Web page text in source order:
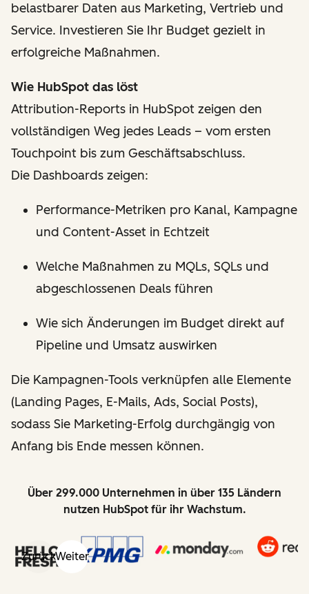
belastbarer Daten aus Marketing, Vertrieb und
Service. Investieren Sie Ihr Budget gezielt in
erfolgreiche Maßnahmen.
Wie HubSpot das löst
Attribution-Reports in HubSpot zeigen den
vollständigen Weg jedes Leads – vom ersten
Touchpoint bis zum Geschäftsabschluss.
Die Dashboards zeigen:
Performance-Metriken pro Kanal, Kampagne
und Content-Asset in Echtzeit
Welche Maßnahmen zu MQLs, SQLs und
abgeschlossenen Deals führen
Wie sich Änderungen im Budget direkt auf
Pipeline und Umsatz auswirken
Die Kampagnen-Tools verknüpfen alle Elemente
(Landing Pages, E-Mails, Ads, Social Posts),
sodass Sie Marketing-Erfolg durchgängig von
Anfang bis Ende messen können.
Über 299.000 Unternehmen in über 135 Ländern
nutzen HubSpot für ihr Wachstum.
ZurückWeiter